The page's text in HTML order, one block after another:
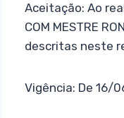
Aceitação: Ao
COM MESTRE
descritas neste
Vigência: De 16/